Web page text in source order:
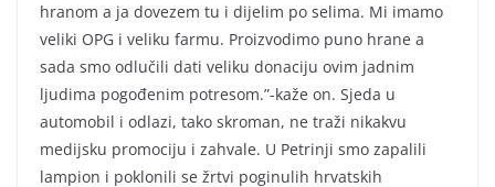
hranom a ja dovezem tu i dijelim po selima. Mi imamo
veliki OPG i veliku farmu. Proizvodimo puno hrane a
sada smo odlučili dati veliku donaciju ovim jadnim
ljudima pogođenim potresom.”-kaže on. Sjeda u
automobil i odlazi, tako skroman, ne traži nikakvu
medijsku promociju i zahvale. U Petrinji smo zapalili
lampion i poklonili se žrtvi poginulih hrvatskih